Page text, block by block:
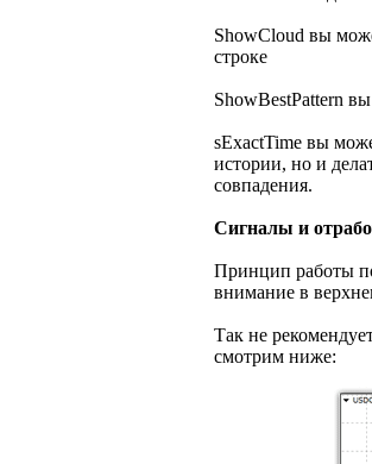
ShowCloud вы
строке
ShowBestPattern
sExactTime вы
истории, но и
совпадения.
Сигналы и
Принцип работы
внимание в
Так не
смотрим ниже: